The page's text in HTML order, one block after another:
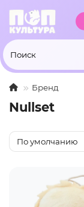
Бренд
Nullset